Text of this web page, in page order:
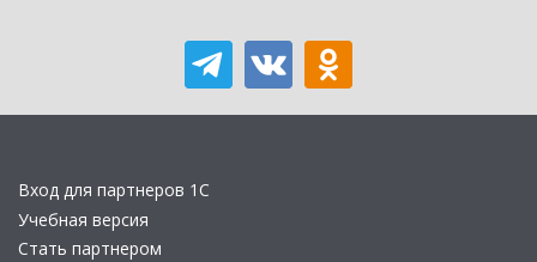
Вход для партнеров 1С
Учебная версия
Стать партнером